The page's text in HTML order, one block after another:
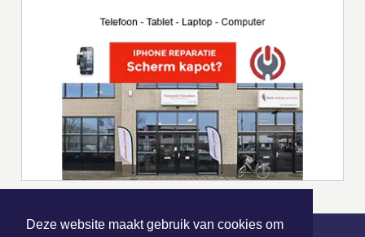
Deze website maakt gebruik van cookies om